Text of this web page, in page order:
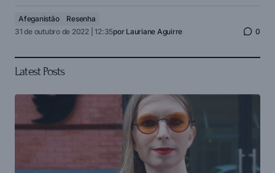
Afeganistão
Resenha
31 de outubro de 2022 | 12:35por Lauriane Aguirre 0
Latest Posts